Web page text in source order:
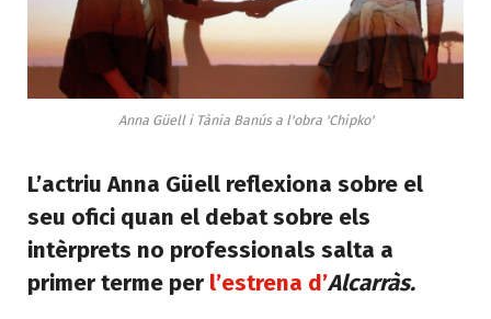
Anna Güell i Tània Banús a l'obra 'Chipko'
L’actriu Anna Güell reflexiona sobre el
seu ofici quan el debat sobre els
intèrprets no professionals salta a
primer terme per l’estrena d’Alcarràs.